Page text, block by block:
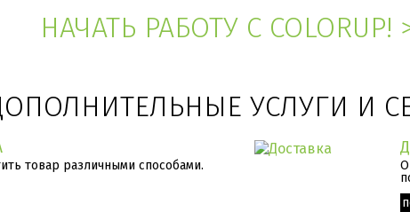
НАЧАТЬ РАБОТУ С COLORUP!
УСЛУГИ И
товар различными способами.